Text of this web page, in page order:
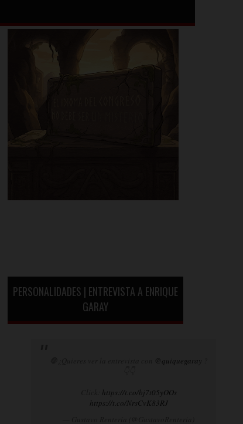
PERSONALIDADES | ENTREVISTA A ENRIQUE
GARAY
@quiquegaray
https://t.co/bj7t05yOOs
https://t.co/NrsCvK83RJ